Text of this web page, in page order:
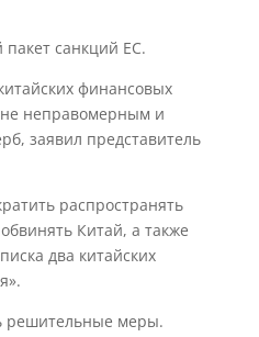
пакет санкций ЕС.
финансовых
неправомерным и
заявил представитель
распространять
Китай, а также
два китайских
решительные меры.